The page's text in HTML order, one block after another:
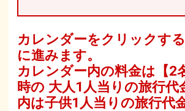
カレンダーをクリックす
に進みます。
カレンダー内の料金は 【2
時の 大人1人当りの旅行代
内は子供1人当りの旅行代